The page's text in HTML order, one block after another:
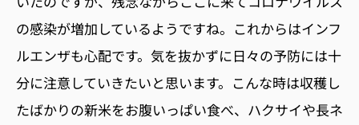
の感染が増加しているようですね。これからはインフ
ルエンザも心配です。気を抜かずに日々の予防には十
分に注意していきたいと思います。こんな時は収穫し
たばかりの新米をお腹いっぱい食べ、ハクサイや長ネ